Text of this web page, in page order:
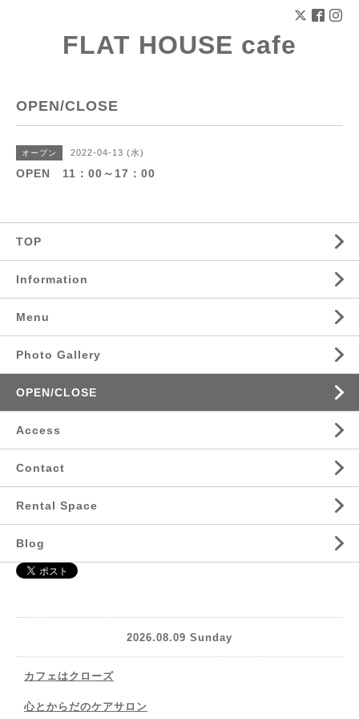
FLAT HOUSE cafe
OPEN/CLOSE
オープン 2022-04-13 (水)
OPEN 11：00～17：00
TOP
Information
Menu
Photo Gallery
OPEN/CLOSE
Access
Contact
Rental Space
Blog
2026.08.09 Sunday
カフェはクローズ
心とからだのケアサロン